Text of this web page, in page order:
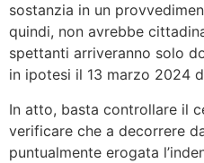
sostanzia in un
quindi, non avrebbe
spettanti arriveranno solo
in ipotesi il 13 marzo 2024
In atto, basta controllare il
verificare che a decorrere
puntualmente erogata